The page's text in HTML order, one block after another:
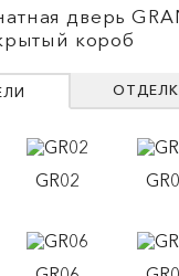
дверь
короб
GR02